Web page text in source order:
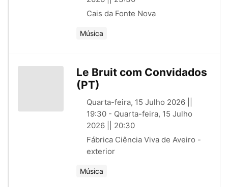
Cais da Fonte Nova
Música
Le Bruit com Convidados
(PT)
Quarta-feira, 15 Julho 2026 ||
19:30 - Quarta-feira, 15 Julho
2026 || 20:30
Fábrica Ciência Viva de Aveiro -
exterior
Música